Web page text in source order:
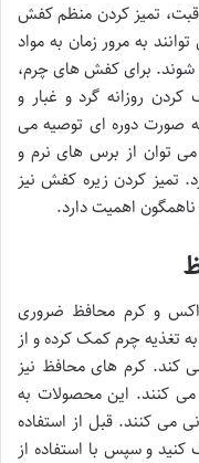
تمیز کردن منظم کفش
به مرور زمان به مواد
شوند. برای کفش های چرم،
روزانه گرد و غبار و
صورت دوره ای توصیه می
توان از برس های نرم و
تمیز کردن زیره کفش نیز
اهمیت دارد.
و کرم محافظ ضروری
تغذیه چرم کمک کرده و از
کرم های محافظ نیز
می کنند. این محصولات به
می کنند. قبل از استفاده
و سپس با استفاده از